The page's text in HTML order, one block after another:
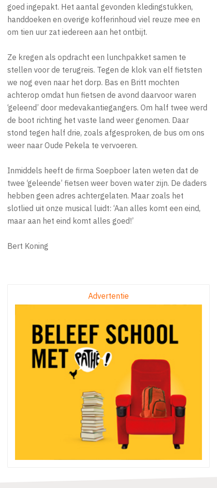
goed ingepakt. Het aantal gevonden kledingstukken,
handdoeken en overige kofferinhoud viel reuze mee en
om tien uur zat iedereen aan het ontbijt.
Ze kregen als opdracht een lunchpakket samen te
stellen voor de terugreis. Tegen de klok van elf fietsten
we nog even naar het dorp. Bas en Britt mochten
achterop omdat hun fietsen de avond daarvoor waren
‘geleend’ door medevakantiegangers. Om half twee werd
de boot richting het vaste land weer genomen. Daar
stond tegen half drie, zoals afgesproken, de bus om ons
weer naar Oude Pekela te vervoeren.
Inmiddels heeft de firma Soepboer laten weten dat de
twee ‘geleende’ fietsen weer boven water zijn. De daders
hebben geen adres achtergelaten. Maar zoals het
slotlied uit onze musical luidt: ‘Aan alles komt een eind,
maar aan het eind komt alles goed!’
Bert Koning
Advertentie